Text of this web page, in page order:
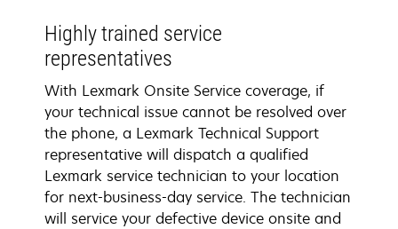
Highly trained service
representatives
With Lexmark Onsite Service coverage, if
your technical issue cannot be resolved over
the phone, a Lexmark Technical Support
representative will dispatch a qualified
Lexmark service technician to your location
for next-business-day service. The technician
will service your defective device onsite and